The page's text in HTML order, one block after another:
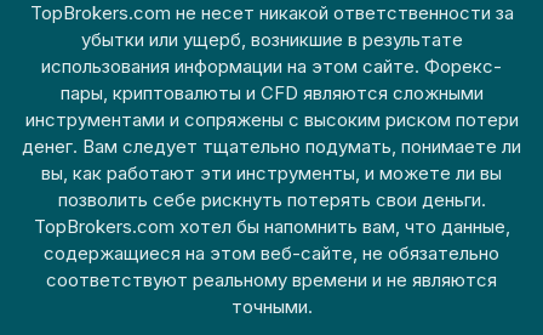
TopBrokers.com не несет никакой ответственности за
убытки или ущерб, возникшие в результате
использования информации на этом сайте. Форекс-
пары, криптовалюты и CFD являются сложными
инструментами и сопряжены с высоким риском потери
денег. Вам следует тщательно подумать, понимаете ли
вы, как работают эти инструменты, и можете ли вы
позволить себе рискнуть потерять свои деньги.
TopBrokers.com хотел бы напомнить вам, что данные,
содержащиеся на этом веб-сайте, не обязательно
соответствуют реальному времени и не являются
точными.